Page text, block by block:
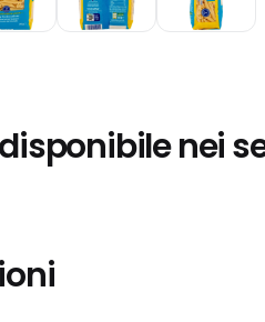
nei